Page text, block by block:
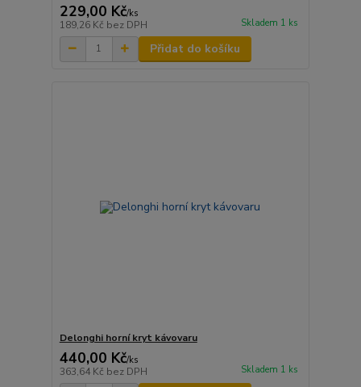
229,00 Kč/ks
189,26 Kč bez DPH Skladem 1 ks
Přidat do košíku
Delonghi horní kryt kávovaru
440,00 Kč/ks
363,64 Kč bez DPH Skladem 1 ks